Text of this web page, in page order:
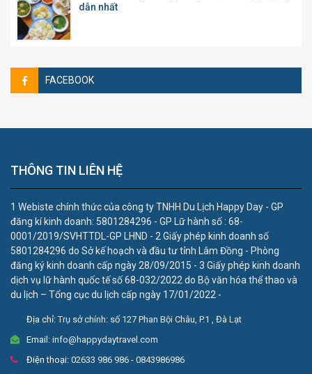
dẫn nhất
FACEBOOK
THÔNG TIN LIÊN HỆ
1 Webiste chính thức của công ty TNHH Du Lịch Happy Day - GP
đăng kí kinh doanh: 5801284296 - GP Lữ hành số : 68-
0001/2019/SVHTTDL-GP LHND - 2 Giấy phép kinh doanh số
5801284296 do Sở kế hoạch và đầu tư tỉnh Lâm Đồng - Phòng
đăng ký kinh doanh cấp ngày 28/09/2015 - 3 Giấy phép kinh doanh
dịch vụ lữ hành quốc tế số 68-032/2022 do Bộ văn hóa thể thao và
du lịch – Tổng cục du lịch cấp ngày 17/01/2022 -
Địa chỉ:Trụ sở chính: số 127 Phan Bội Châu, P.1 , Đà Lạt
Email: info@happydaytravel.com
Điện thoại: 02633 986 986 - 0843986986